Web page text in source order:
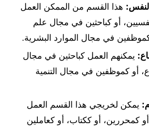
هذا القسم من الممكن العمل
أو كباحثين في مجال علم
في مجال الموارد البشرية.
يمكنهم العمل كباحثين في مجال
أو كموظفين في مجال التنمية
يمكن لخريجي هذا القسم العمل
كمحررين، أو ككتاب، أو كعاملين